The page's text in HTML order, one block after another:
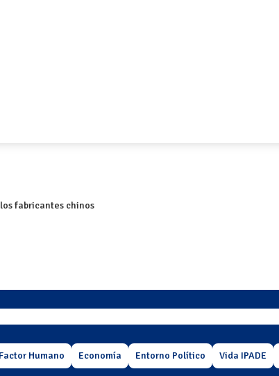
fabricantes chinos
Factor Humano Economía Entorno Político Vida IPADE